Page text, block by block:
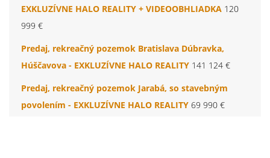
EXKLUZÍVNE HALO REALITY + VIDEOOBHLIADKA 120
999 €
Predaj, rekreačný pozemok Bratislava Dúbravka,
Húščavova - EXKLUZÍVNE HALO REALITY 141 124 €
Predaj, rekreačný pozemok Jarabá, so stavebným
povolením - EXKLUZÍVNE HALO REALITY 69 990 €